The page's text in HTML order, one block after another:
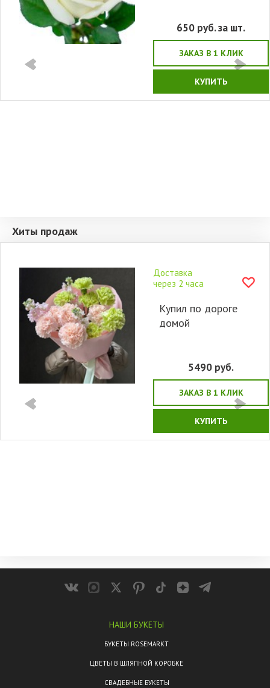
650 руб. за шт.
ЗАКАЗ В 1 КЛИК
КУПИТЬ
Хиты продаж
Доставка
через 2 часа
Купил по дороге
домой
5490 руб.
ЗАКАЗ В 1 КЛИК
КУПИТЬ
НАШИ БУКЕТЫ
БУКЕТЫ ROSEMARKT
ЦВЕТЫ В ШЛЯПНОЙ КОРОБКЕ
СВАДЕБНЫЕ БУКЕТЫ